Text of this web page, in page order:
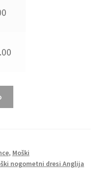
, Moški
nogometni dresi Anglija